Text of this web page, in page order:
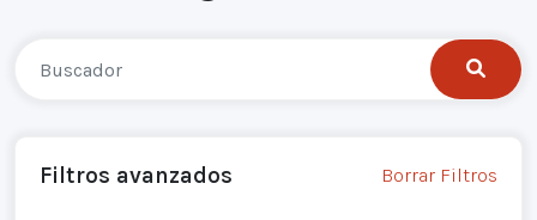
Filtros avanzados Borrar Filtros